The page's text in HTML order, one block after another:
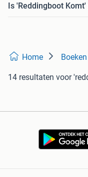
Is 'Reddingboot
Home Boeken
14 resultaten voor